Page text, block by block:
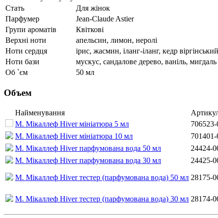
Стать
Для жінок
Парфумер
Jean-Claude Astier
Групи ароматів
Квіткові
Верхні ноти
апельсин, лимон, неролі
Ноти сердця
ірис, жасмин, іланг-іланг, кедр
Ноти бази
мускус, сандалове дерево, ваніль, мигдаль
Об `єм
50 мл
Объем
Найменування
М. Мікаллеф Hiver мініатюра 5 мл
М. Мікаллеф Hiver мініатюра 10 мл
М. Мікаллеф Hiver парфумована вода 50 мл
24424-
М. Мікаллеф Hiver парфумована вода 30 мл
24425-
М. Мікаллеф Hiver тестер (парфумована вода) 50 мл 28175-
М. Мікаллеф Hiver тестер (парфумована вода) 30 мл 28174-